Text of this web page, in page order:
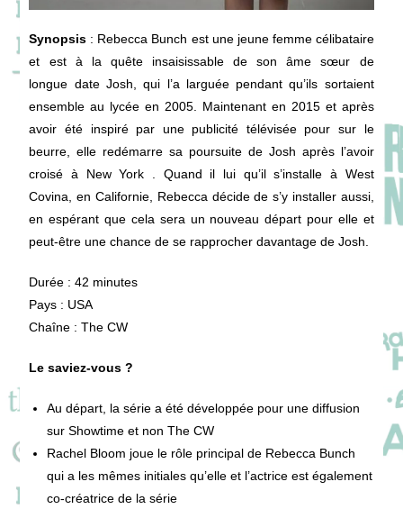
Synopsis : Rebecca Bunch est une jeune femme célibataire
et est à la quête insaisissable de son âme sœur de
longue date Josh, qui l’a larguée pendant qu’ils sortaient
ensemble au lycée en 2005. Maintenant en 2015 et après
avoir été inspiré par une publicité télévisée pour sur le
beurre, elle redémarre sa poursuite de Josh après l’avoir
croisé à New York . Quand il lui qu’il s’installe à West
Covina, en Californie, Rebecca décide de s’y installer aussi,
en espérant que cela sera un nouveau départ pour elle et
peut-être une chance de se rapprocher davantage de Josh.
Durée : 42 minutes
Pays : USA
Chaîne : The CW
Le saviez-vous ?
Au départ, la série a été développée pour une diffusion
sur Showtime et non The CW
Rachel Bloom joue le rôle principal de Rebecca Bunch
qui a les mêmes initiales qu’elle et l’actrice est également
co-créatrice de la série